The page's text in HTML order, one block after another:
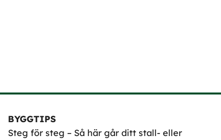
BYGGTIPS
Steg för steg – Så här går ditt stall- eller